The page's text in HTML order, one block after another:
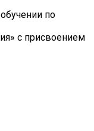
по
с присвоением